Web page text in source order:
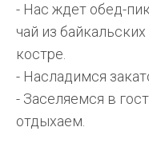
- Нас ждет обед-
чай из
костре.
- Насладимся
- Заселяемся в
отдыхаем.